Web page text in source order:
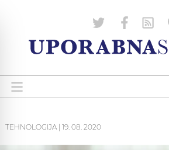
TEHNOLOGIJA 19. 08. 2020